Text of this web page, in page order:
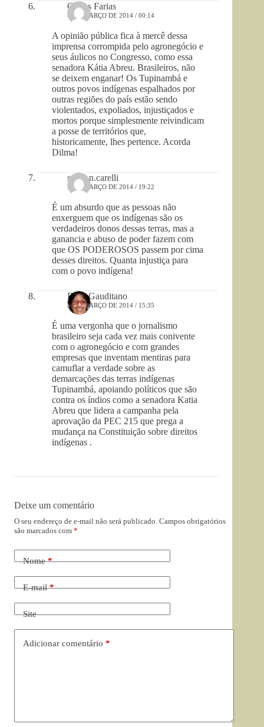
Carlos Farias
4 DE MARÇO DE 2014 / 00:14
A opinião pública fica à mercê dessa
imprensa corrompida pelo agronegócio e
seus áulicos no Congresso, como essa
senadora Kátia Abreu. Brasileiros, não
se deixem enganar! Os Tupinambá e
outros povos indígenas espalhados por
outras regiões do país estão sendo
violentados, expoliados, injustiçados e
mortos porque simplesmente reivindicam
a posse de territórios que,
historicamente, lhes pertence. Acorda
Dilma!
sonia n.carelli
3 DE MARÇO DE 2014 / 19:22
É um absurdo que as pessoas não
enxerguem que os indígenas são os
verdadeiros donos dessas terras, mas a
ganancia e abuso de poder fazem com
que OS PODEROSOS passem por cima
desses direitos. Quanta injustiça para
com o povo indígena!
Rosa Gauditano
3 DE MARÇO DE 2014 / 15:35
É uma vergonha que o jornalismo
brasileiro seja cada vez mais conivente
com o agronegócio e com grandes
empresas que inventam mentiras para
camuflar a verdade sobre as
demarcações das terras indígenas
Tupinambá, apoiando políticos que são
contra os índios como a senadora Katia
Abreu que lidera a campanha pela
aprovação da PEC 215 que prega a
mudança na Constituição sobre direitos
indígenas .
Deixe um comentário
O seu endereço de e-mail não será publicado. Campos obrigatórios
são marcados com *
Nome*
E-mail*
Site
Adicionar comentário *